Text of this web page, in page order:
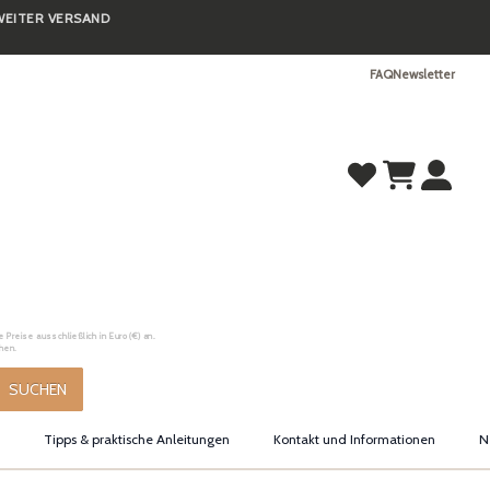
VERSAND
FAQNewsletter
Preise ausschließlich in Euro (€) an.
SUCHEN
Tipps & praktische Anleitungen Kontakt und Informationen